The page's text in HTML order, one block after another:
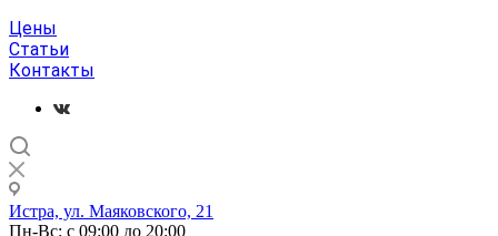
Цены
Статьи
Контакты
Истра, ул. Маяковского, 21
Пн-Вс: с 09:00 до 20:00